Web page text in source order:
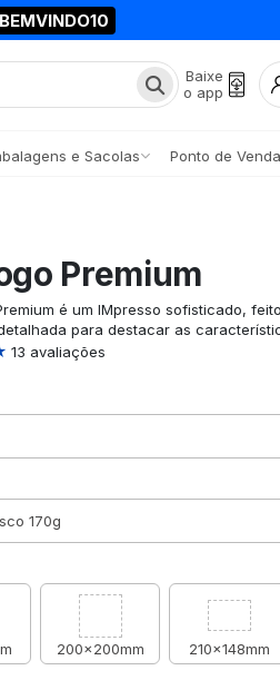
BEMVINDO10
Baixe
o app
e Sacolas Ponto de Venda
Premium
é um IMpresso sofisticado,
para destacar as
13 avaliações
200x200mm 210x148mm